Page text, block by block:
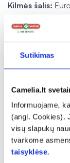
Sutikimas
Camelia.lt
Informuojame,
(angl. Cookies).
visų slapukų
tvarkome
taisyklėse.
Kilmės šalis:
Pranešti apie
Charakteristika
Sudedamosios
Vartojimas